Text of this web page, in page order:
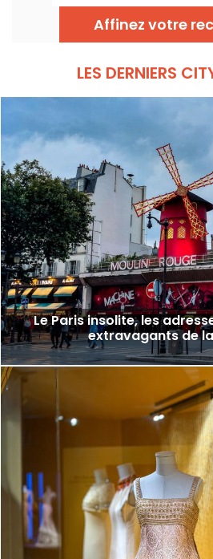
chill et estival, entre vlogs
gourmandises végé et
goût de nostalgie.
Affinez votre
LES DERNIERS
Le Paris insolite, les
extravagants de